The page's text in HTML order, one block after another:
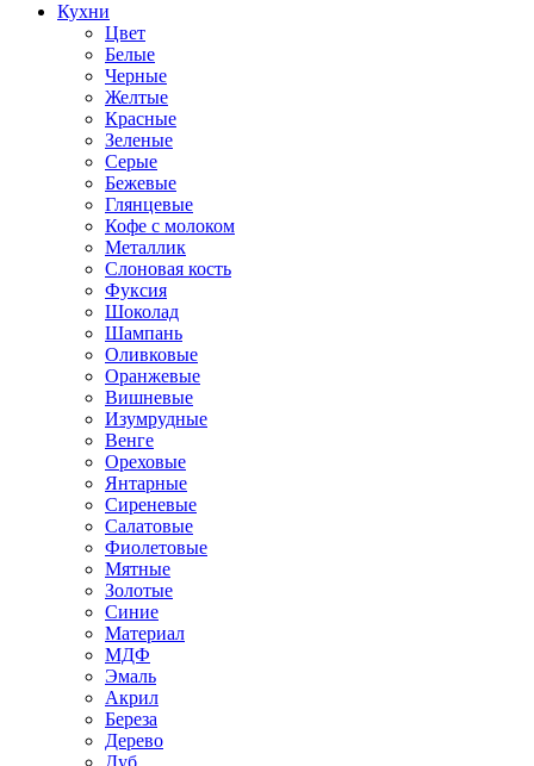
Кухни
Цвет
Белые
Черные
Желтые
Красные
Зеленые
Серые
Бежевые
Глянцевые
Кофе с молоком
Металлик
Слоновая кость
Фуксия
Шоколад
Шампань
Оливковые
Оранжевые
Вишневые
Изумрудные
Венге
Ореховые
Янтарные
Сиреневые
Салатовые
Фиолетовые
Мятные
Золотые
Синие
Материал
МДФ
Эмаль
Акрил
Береза
Дерево
Дуб